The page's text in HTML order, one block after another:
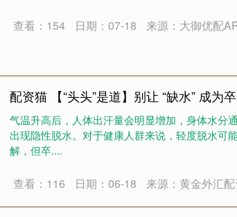
查看：154 日期：07-18 来源：大御优配
配资猫 【“头头”是道】别让 “缺水” 成为
气温升高后，人体出汗量会明显增加，身体水分
出现隐性脱水。对于健康人群来说，轻度脱水可
解，但卒....
查看：116 日期：06-18 来源：黄金外汇